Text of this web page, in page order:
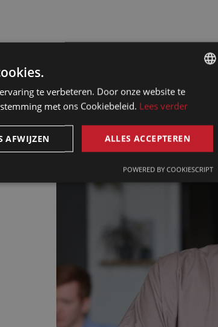
FRENCH
ENGLISH
te verbeteren. Door onze website te
met ons Cookiebeleid. Lees verder
ALLES ACCEPTEREN
AFWIJZEN
POWERED BY COOKIESCRIPT